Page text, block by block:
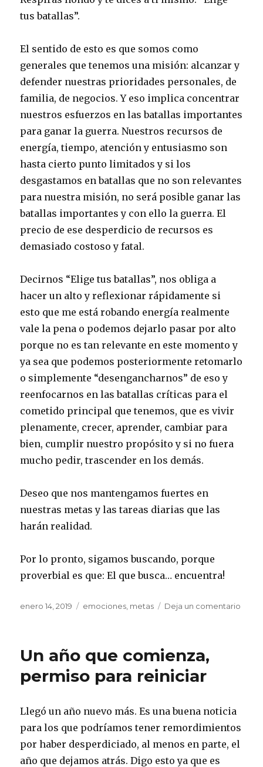
tus batallas”.
El sentido de esto es que somos como
generales que tenemos una misión: alcanzar y
defender nuestras prioridades personales, de
familia, de negocios. Y eso implica concentrar
nuestros esfuerzos en las batallas importantes
para ganar la guerra. Nuestros recursos de
energía, tiempo, atención y entusiasmo son
hasta cierto punto limitados y si los
desgastamos en batallas que no son relevantes
para nuestra misión, no será posible ganar las
batallas importantes y con ello la guerra. El
precio de ese desperdicio de recursos es
demasiado costoso y fatal.
Decirnos “Elige tus batallas”, nos obliga a
hacer un alto y reflexionar rápidamente si
esto que me está robando energía realmente
vale la pena o podemos dejarlo pasar por alto
porque no es tan relevante en este momento y
ya sea que podemos posteriormente retomarlo
o simplemente “desengancharnos” de eso y
reenfocarnos en las batallas críticas para el
cometido principal que tenemos, que es vivir
plenamente, crecer, aprender, cambiar para
bien, cumplir nuestro propósito y si no fuera
mucho pedir, trascender en los demás.
Deseo que nos mantengamos fuertes en
nuestras metas y las tareas diarias que las
harán realidad.
Por lo pronto, sigamos buscando, porque
proverbial es que: El que busca… encuentra!
Publicado
enero 14, 2019 Etiquetas
emociones metas Deja un comentario
Un año que comienza,
permiso para reiniciar
Llegó un año nuevo más. Es una buena noticia
para los que podríamos tener remordimientos
por haber desperdiciado, al menos en parte, el
año que dejamos atrás. Digo esto ya que es